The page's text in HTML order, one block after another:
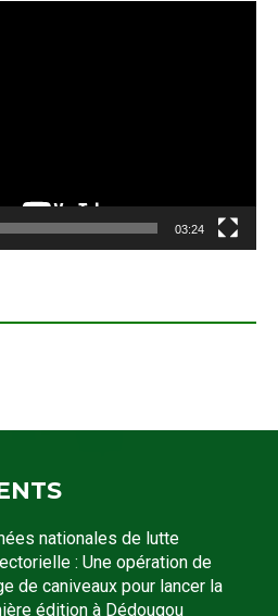
03:24
nationales de lutte
: Une opération de
de caniveaux pour lancer la
édition à Dédougou